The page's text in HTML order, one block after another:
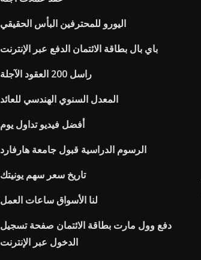
اليورو للمحترفين البأس الحقيقي
باي بال بطاقة الائتمان الدفع عبر الإنترنت
راسل 200 العقود الآجلة
المعدل السنوي الهندسي للعائد
أفضل فيديو تداول يوم
الرسوم الدراسية قبول جامعة هارفارد
تاريخ سعر سهم يونيتك
لنا الأسواق ساعات العمل
دفع وول مارت بطاقة الائتمان صفحة تسجيل
الدخول عبر الإنترنت